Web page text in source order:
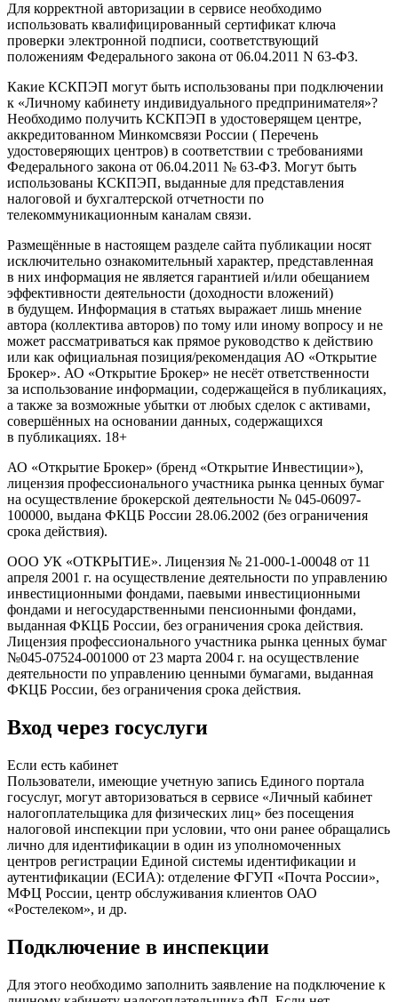
Для корректной авторизации в сервисе необходимо
использовать квалифицированный сертификат ключа
проверки электронной подписи, соответствующий
положениям Федерального закона от 06.04.2011 N 63-ФЗ.
Какие КСКПЭП могут быть использованы при подключении
к «Личному кабинету индивидуального предпринимателя»?
Необходимо получить КСКПЭП в удостоверящем центре,
аккредитованном Минкомсвязи России ( Перечень
удостоверяющих центров) в соответствии с требованиями
Федерального закона от 06.04.2011 № 63-ФЗ. Могут быть
использованы КСКПЭП, выданные для представления
налоговой и бухгалтерской отчетности по
телекоммуникационным каналам связи.
Размещённые в настоящем разделе сайта публикации носят
исключительно ознакомительный характер, представленная
в них информация не является гарантией и/или обещанием
эффективности деятельности (доходности вложений)
в будущем. Информация в статьях выражает лишь мнение
автора (коллектива авторов) по тому или иному вопросу и не
может рассматриваться как прямое руководство к действию
или как официальная позиция/рекомендация АО «Открытие
Брокер». АО «Открытие Брокер» не несёт ответственности
за использование информации, содержащейся в публикациях,
а также за возможные убытки от любых сделок с активами,
совершённых на основании данных, содержащихся
в публикациях. 18+
АО «Открытие Брокер» (бренд «Открытие Инвестиции»),
лицензия профессионального участника рынка ценных бумаг
на осуществление брокерской деятельности № 045-06097-
100000, выдана ФКЦБ России 28.06.2002 (без ограничения
срока действия).
ООО УК «ОТКРЫТИЕ». Лицензия № 21-000-1-00048 от 11
апреля 2001 г. на осуществление деятельности по управлению
инвестиционными фондами, паевыми инвестиционными
фондами и негосударственными пенсионными фондами,
выданная ФКЦБ России, без ограничения срока действия.
Лицензия профессионального участника рынка ценных бумаг
№045-07524-001000 от 23 марта 2004 г. на осуществление
деятельности по управлению ценными бумагами, выданная
ФКЦБ России, без ограничения срока действия.
Вход через госуслуги
Если есть кабинет
Пользователи, имеющие учетную запись Единого портала
госуслуг, могут авторизоваться в сервисе «Личный кабинет
налогоплательщика для физических лиц» без посещения
налоговой инспекции при условии, что они ранее обращались
лично для идентификации в один из уполномоченных
центров регистрации Единой системы идентификации и
аутентификации (ЕСИА): отделение ФГУП «Почта России»,
МФЦ России, центр обслуживания клиентов ОАО
«Ростелеком», и др.
Подключение в инспекции
Для этого необходимо заполнить заявление на подключение к